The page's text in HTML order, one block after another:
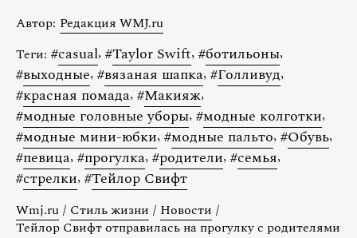
Автор: Редакция WMJ.ru
Теги: #casual, #Taylor Swift, #ботильоны,
#выходные, #вязаная шапка, #Голливуд,
#красная помада, #Макияж,
#модные головные уборы, #модные колготки,
#модные мини-юбки, #модные пальто, #Обувь,
#певица, #прогулка, #родители, #семья,
#стрелки, #Тейлор Свифт
Wmj.ru / Стиль жизни / Новости /
Тейлор Свифт отправилась на прогулку с родителями